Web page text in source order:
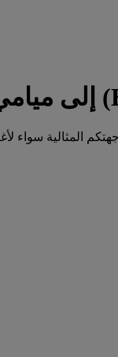
المثالية سواء